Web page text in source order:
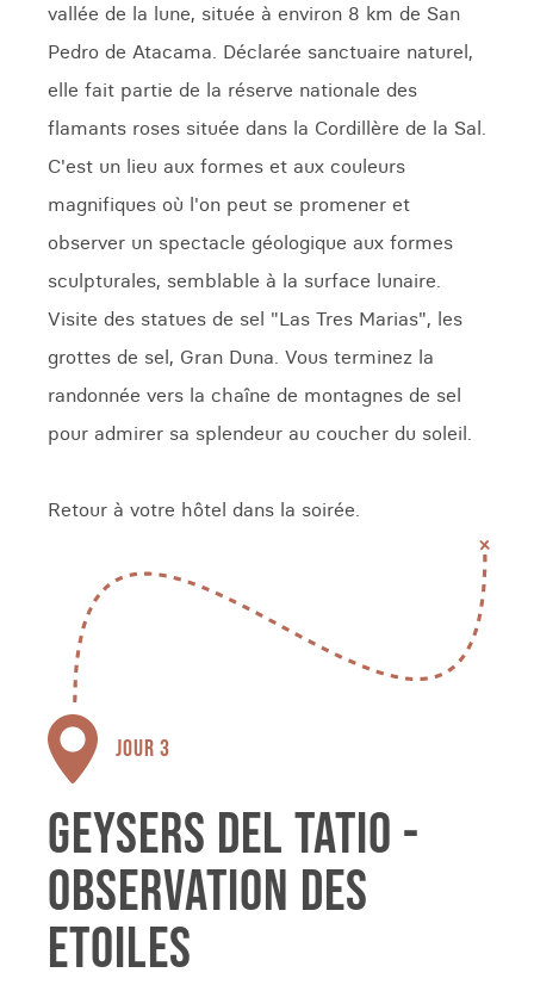
vallée de la lune, située à environ 8 km de San
Pedro de Atacama. Déclarée sanctuaire naturel,
elle fait partie de la réserve nationale des
flamants roses située dans la Cordillère de la Sal.
C'est un lieu aux formes et aux couleurs
magnifiques où l'on peut se promener et
observer un spectacle géologique aux formes
sculpturales, semblable à la surface lunaire.
Visite des statues de sel "Las Tres Marias", les
grottes de sel, Gran Duna. Vous terminez la
randonnée vers la chaîne de montagnes de sel
pour admirer sa splendeur au coucher du soleil.
Retour à votre hôtel dans la soirée.
JOUR 3
GEYSERS DEL TATIO -
OBSERVATION DES
ETOILES